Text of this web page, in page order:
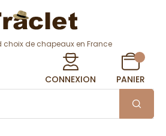
choix de chapeaux en France
CONNEXION PANIER